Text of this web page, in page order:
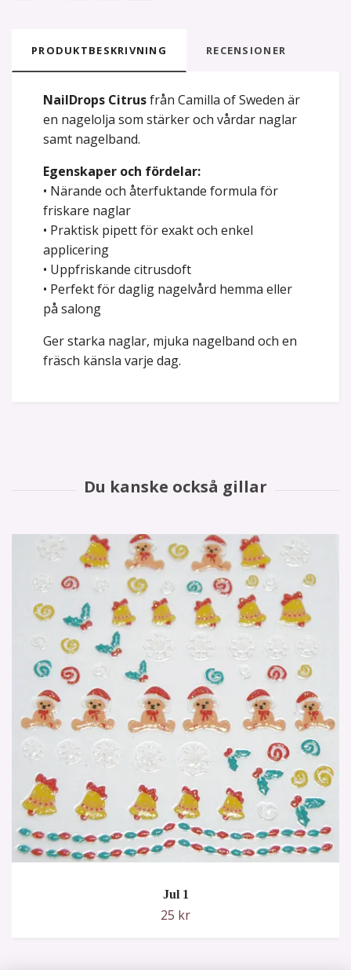
PRODUKTBESKRIVNING RECENSIONER
NailDrops Citrusfrån Camilla of Sweden är
en nagelolja som stärker och vårdar naglar
samt nagelband.
Egenskaper och fördelar:
• Närande och återfuktande formula för
friskare naglar
• Praktisk pipett för exakt och enkel
applicering
• Uppfriskande citrusdoft
• Perfekt för daglig nagelvård hemma eller
på salong
Ger starka naglar, mjuka nagelband och en
fräsch känsla varje dag.
Jul 1
25 kr